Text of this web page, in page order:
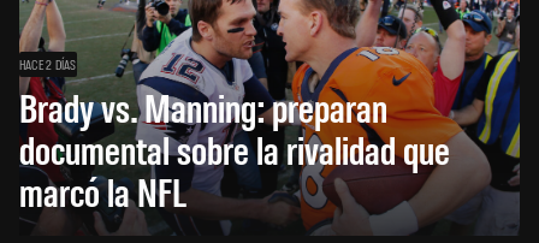
HACE 2 DÍAS
Brady vs. Manning: preparan
documental sobre la rivalidad que
marcó la NFL